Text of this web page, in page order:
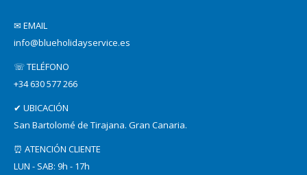
✉ EMAIL
info@blueholidayservice.es
☏ TELÉFONO
+34 630 577 266
✔ UBICACIÓN
San Bartolomé de Tirajana. Gran Canaria.
⏰ ATENCIÓN CLIENTE
LUN - SAB: 9h - 17h